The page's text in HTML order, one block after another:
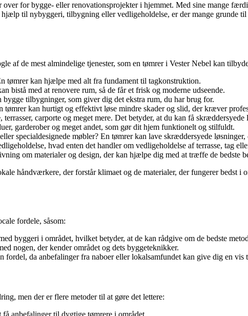
for bygge- eller renovationsprojekter i hjemmet. Med sine mange
til nybyggeri, tilbygning eller vedligeholdelse, er der mange grunde
af de mest almindelige tjenester, som en tømrer i Vester Nebel kan
tømrer kan hjælpe med alt fra fundament til tagkonstruktion.
bistå med at renovere rum, så de får et frisk og moderne udseende.
tilbygninger, som giver dig det ekstra rum, du har brug for.
tømrer kan hurtigt og effektivt løse mindre skader og slid, der kræver
terrasser, carporte og meget mere. Det betyder, at du kan få
garderober og meget andet, som gør dit hjem funktionelt og stilfuldt.
specialdesignede møbler? En tømrer kan lave skræddersyede
hvad enten det handler om vedligeholdelse af terrasse, tag
om materialer og design, der kan hjælpe dig med at træffe de bedste
håndværkere, der forstår klimaet og de materialer, der fungerer bedst
fordele, såsom:
byggeri i området, hvilket betyder, at de kan rådgive om de bedste
nogen, der kender området og dets byggeteknikker.
da anbefalinger fra naboer eller lokalsamfundet kan give dig en vis
men der er flere metoder til at gøre det lettere:
anbefalinger til dygtige tømrere i området.